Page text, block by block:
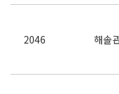
2046 해솔